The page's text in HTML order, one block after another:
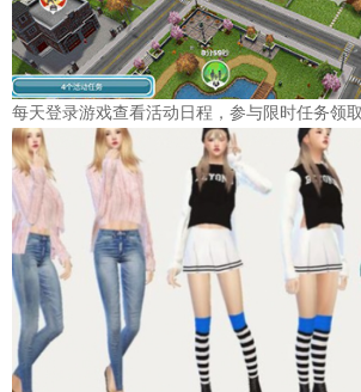
每天登录游戏查看活动日程，参与限时任务领